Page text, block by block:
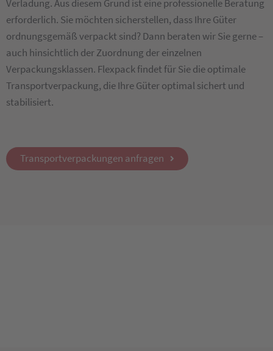
Verladung. Aus diesem Grund ist eine professionelle Beratung
erforderlich. Sie möchten sicherstellen, dass Ihre Güter
ordnungsgemäß verpackt sind? Dann beraten wir Sie gerne –
auch hinsichtlich der Zuordnung der einzelnen
Verpackungsklassen. Flexpack findet für Sie die optimale
Transportverpackung, die Ihre Güter optimal sichert und
stabilisiert.
Transportverpackungen anfragen